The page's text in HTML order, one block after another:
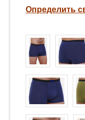
Определить